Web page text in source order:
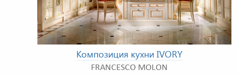
Композиция кухни IVORY
FRANCESCO MOLON